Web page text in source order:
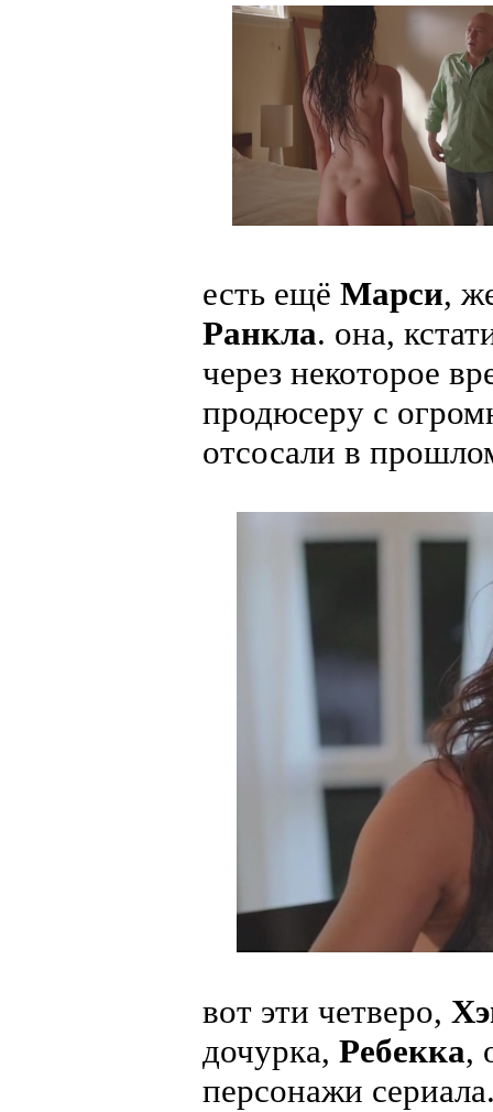
есть ещё Марси,
Ранкла. она,
через некоторое
продюсеру с
отсосали в
вот эти четверо,
дочурка, Ребекка,
персонажи